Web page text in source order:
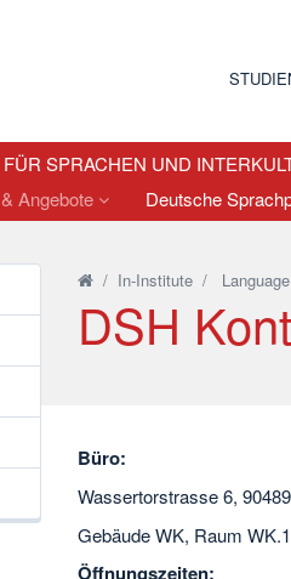
SPRACHEN UND
Angebote Deutsche
/ In-Institute/
DSH
Büro:
Wassertorstrasse 6,
Gebäude WK, Raum
Öffnungszeiten: